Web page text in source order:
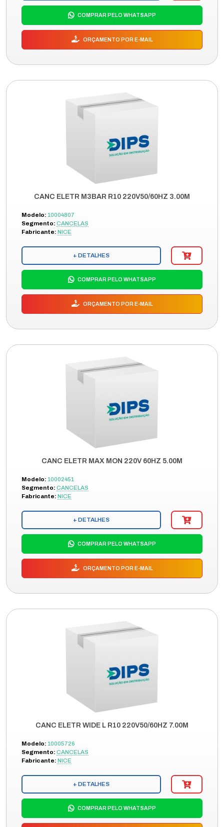
COMPRAR PELO WHATSAPP
ORÇAMENTO POR E-MAIL
CANC ELETR M3BAR R10 220V50/60HZ 3.00M
Modelo: 10004807
Segmento: CANCELAS
Fabricante: NICE
+ DETALHES
COMPRAR PELO WHATSAPP
ORÇAMENTO POR E-MAIL
CANC ELETR MAX MON 220V 60HZ 5.00M
Modelo: 10002451
Segmento: CANCELAS
Fabricante: NICE
+ DETALHES
COMPRAR PELO WHATSAPP
ORÇAMENTO POR E-MAIL
CANC ELETR WIDE L R10 220V50/60HZ 7.00M
Modelo: 10005726
Segmento: CANCELAS
Fabricante: NICE
+ DETALHES
COMPRAR PELO WHATSAPP